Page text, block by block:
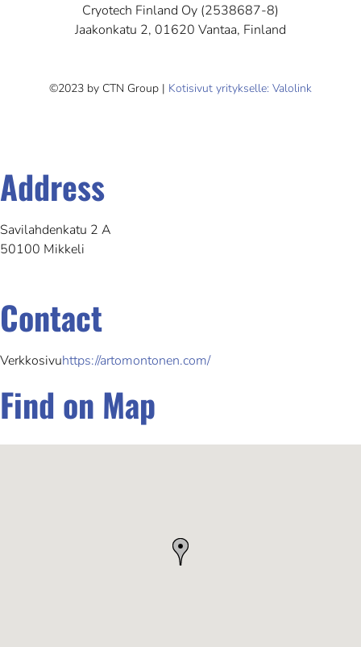
Cryotech Finland Oy (2538687-8)
Jaakonkatu 2, 01620 Vantaa, Finland
©2023 by CTN Group | Kotisivut yritykselle: Valolink
Address
Savilahdenkatu 2 A
50100 Mikkeli
Contact
Verkkosivuhttps://artomontonen.com/
Find on Map